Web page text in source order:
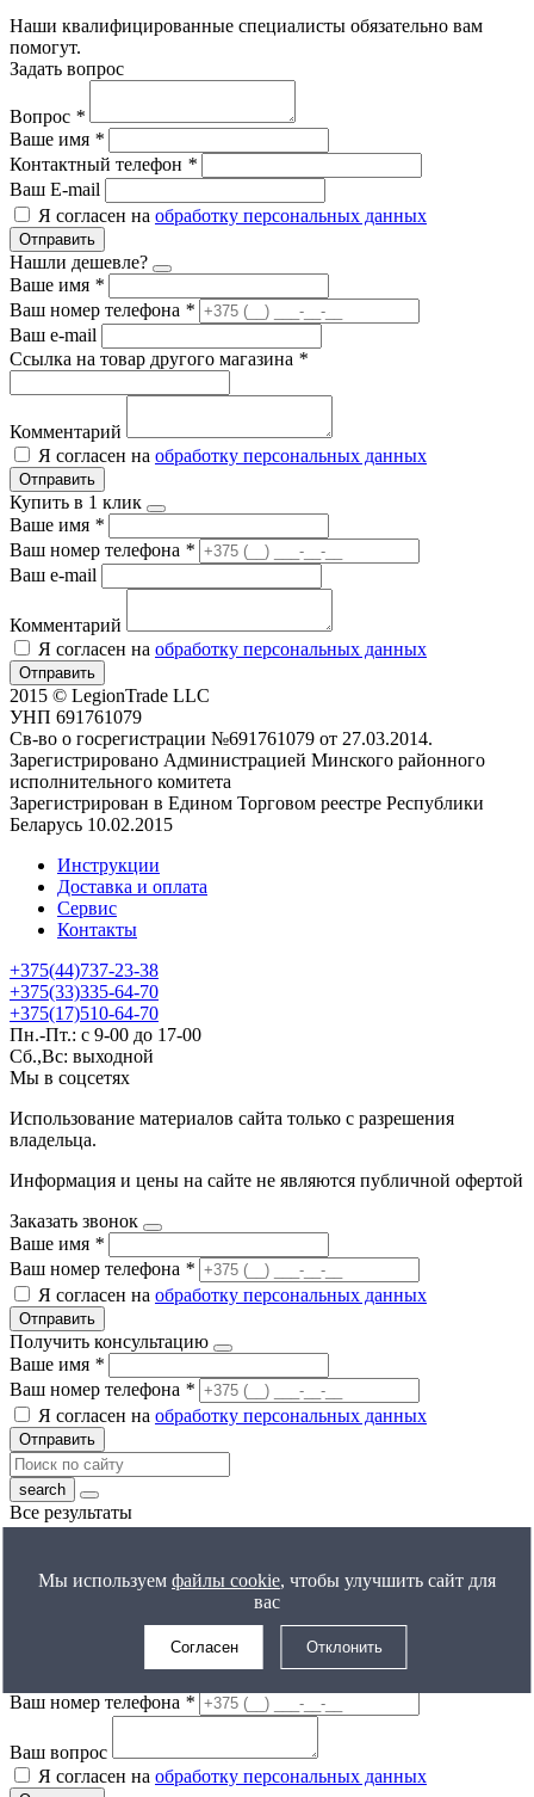
Наши квалифицированные специалисты обязательно вам
помогут.
Задать вопрос
Вопрос *
Ваше имя *
Контактный телефон *
Ваш E-mail
Я согласен на обработку персональных данных
Отправить
Нашли дешевле?
Ваше имя *
Ваш номер телефона *
Ваш e-mail
Ссылка на товар другого магазина *
Комментарий
Я согласен на обработку персональных данных
Отправить
Купить в 1 клик
Ваше имя *
Ваш номер телефона *
Ваш e-mail
Комментарий
Я согласен на обработку персональных данных
Отправить
2015 © LegionTrade LLC
УНП 691761079
Св-во о госрегистрации №691761079 от 27.03.2014.
Зарегистрировано Администрацией Минского районного
исполнительного комитета
Зарегистрирован в Едином Торговом реестре Республики
Беларусь 10.02.2015
Инструкции
Доставка и оплата
Сервис
Контакты
+375(44)737-23-38
+375(33)335-64-70
+375(17)510-64-70
Пн.-Пт.: с 9-00 до 17-00
Сб.,Вс: выходной
Мы в соцсетях
Использование материалов сайта только с разрешения
владельца.
Информация и цены на сайте не являются публичной офертой
Заказать звонок
Ваше имя *
Ваш номер телефона *
Я согласен на обработку персональных данных
Отправить
Получить консультацию
Ваше имя *
Ваш номер телефона *
Я согласен на обработку персональных данных
Отправить
Все результаты
Получить расчет цены
Ваш номер телефона*
обработку персональных данных
Ваш номер телефона *
Ваш вопрос
Я согласен на обработку персональных данных
Мы используем файлы cookie, чтобы улучшить сайт для
вас
Согласен Отклонить